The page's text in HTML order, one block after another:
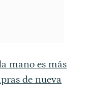
mano es más
de nueva